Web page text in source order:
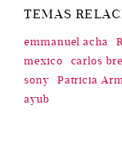
TEMAS
emmanuel acha
mexico
carlos
sony
Patricia
ayub